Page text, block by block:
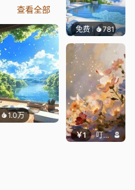
查看全部
1.0万
免费 781豆子
￥1 叮叮当当